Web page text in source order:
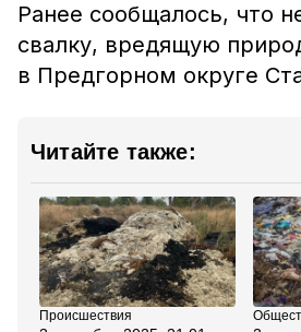
Ранее сообщалось, что
свалку, вредящую
в Предгорном округе
Читайте также:
Происшествия